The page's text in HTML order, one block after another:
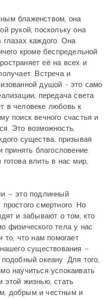
блаженством, она
рукой, поскольку она
каждого. Она
кроме беспредельной
её на всех и
Встреча и
душой - это само
передача света
в человеке любовь к
поиск вечного счастья и
Это возможность,
существа, призывая
принять благословение
влить в нас мир,
– это подлинный
смертного. Но
и забывают о том, кто
физического тела у нас
то, что нам помогает
существования –
океану. Для того,
научиться успокаивать
этой жизнью, стать
добрым и честным и